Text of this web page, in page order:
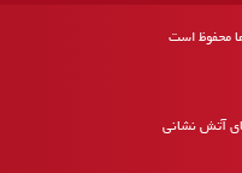
آتش نشانی